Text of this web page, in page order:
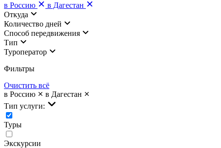
в Россию
в Дагестан
Откуда
Количество дней
Cпособ передвижения
Тип
Туроператор
Фильтры
Очистить всё
в Россию
в Дагестан
Тип услуги:
Туры
Экскурсии